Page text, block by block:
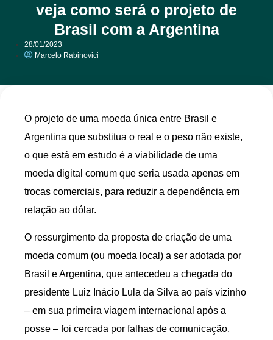
veja como será o projeto de
Brasil com a Argentina
28/01/2023
Marcelo Rabinovici
O projeto de uma moeda única entre Brasil e
Argentina que substitua o real e o peso não existe,
o que está em estudo é a viabilidade de uma
moeda digital comum que seria usada apenas em
trocas comerciais, para reduzir a dependência em
relação ao dólar.
O ressurgimento da proposta de criação de uma
moeda comum (ou moeda local) a ser adotada por
Brasil e Argentina, que antecedeu a chegada do
presidente Luiz Inácio Lula da Silva ao país vizinho
– em sua primeira viagem internacional após a
posse – foi cercada por falhas de comunicação,